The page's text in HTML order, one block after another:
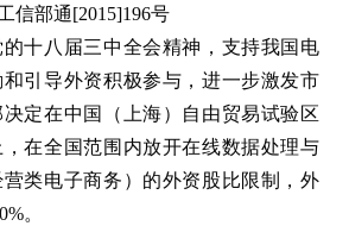
信部通[2015]196号
八届三中全会精神，支持我国电
引导外资积极参与，进一步激发市
定在中国（上海）自由贸易试验区
在全国范围内放开在线数据处理与
类电子商务）的外资股比限制，外
。